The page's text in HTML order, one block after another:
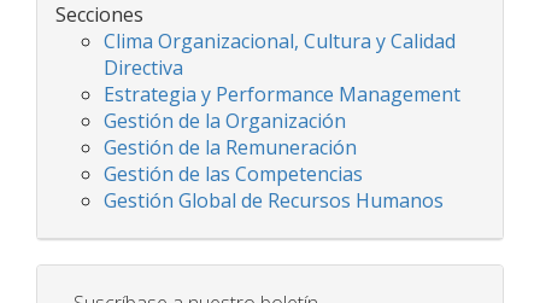
Secciones
Clima Organizacional, Cultura y Calidad
Directiva
Estrategia y Performance Management
Gestión de la Organización
Gestión de la Remuneración
Gestión de las Competencias
Gestión Global de Recursos Humanos